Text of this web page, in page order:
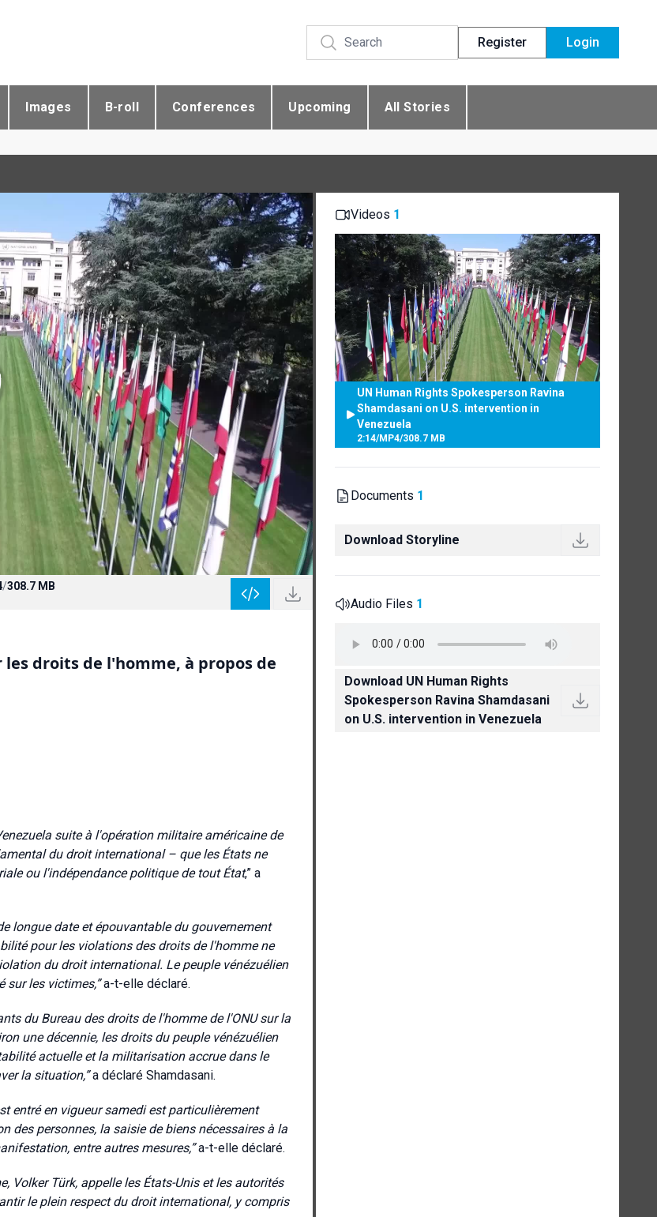
Register Login
Images B-roll Conferences Upcoming All Stories
/308.7 MB
droits de l'homme, à propos de
suite à l'opération militaire américaine de
du droit international – que les États ne
ou l'indépendance politique de tout État,” a
longue date et épouvantable du gouvernement
pour les violations des droits de l'homme ne
du droit international. Le peuple vénézuélien
sur les victimes,”a-t-elle déclaré.
du Bureau des droits de l'homme de l'ONU sur la
une décennie, les droits du peuple vénézuélien
actuelle et la militarisation accrue dans le
la situation,”a déclaré Shamdasani.
entré en vigueur samedi est particulièrement
des personnes, la saisie de biens nécessaires à la
entre autres mesures,”a-t-elle déclaré.
Volker Türk, appelle les États-Unis et les autorités
le plein respect du droit international, y compris
Videos 1
UN Human Rights Spokesperson Ravina
Shamdasani on U.S. intervention in
Venezuela
2:14/MP4/308.7 MB
Documents 1
Download Storyline
Audio Files 1
Download UN Human Rights
Spokesperson Ravina Shamdasani
on U.S. intervention in Venezuela